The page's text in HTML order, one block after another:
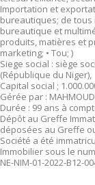
Importation et
bureautiques; de
bureautique et
produits, matières et
marketing; • Tou; )
Siege social : siège
(République du Niger),
Capital social ;
Gérée par : MAHMOUD
Durée : 99 ans à
Dépôt au Greffe
déposées au Greffe
Société a été
Immobilier sous le
NE-NIM-01-2022-B12-